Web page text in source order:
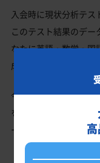
入会時に現状分析テス
このテスト結果のデ
なたに英語・数学・国
成します。
今の成績・偏差値か
を取る、余裕を持って
ールを明確にします。